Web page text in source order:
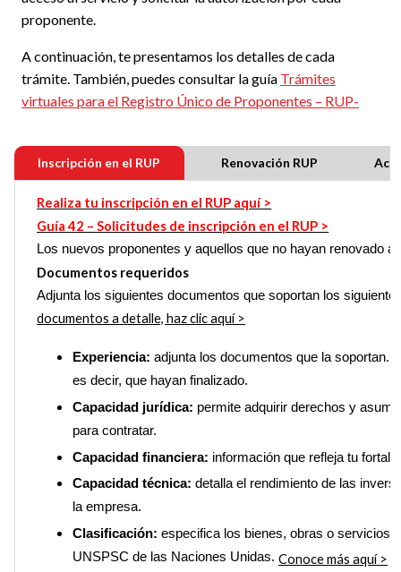
proponente.
A continuación, te presentamos los detalles de cada
trámite. También, puedes consultar la guía Trámites
virtuales para el Registro Único de Proponentes – RUP-
Inscripción en el RUP Renovación RUP
Realiza tu inscripción en el RUP aquí >
Guía 42 – Solicitudes de inscripción en el RUP >
Los nuevos proponentes y aquellos que no hayan renovado
Documentos requeridos
Adjunta los siguientes documentos que soportan los
documentos a detalle, haz clic aquí >
Experiencia: adjunta los documentos que la soportan.
es decir, que hayan finalizado.
Capacidad jurídica: permite adquirir derechos y
para contratar.
Capacidad financiera: información que refleja tu
Capacidad técnica:detalla el rendimiento de las
la empresa.
Clasificación: especifica los bienes, obras o servicios
UNSPSC de las Naciones Unidas.Conoce más aquí >